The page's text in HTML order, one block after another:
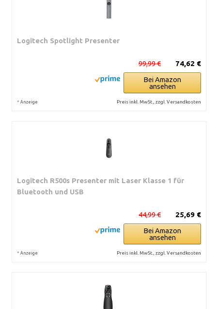
Logitech Spotlight Presenter
74,62 €
99,99 €
Bei Amazon
ansehen
* Anzeige Preis inkl. MwSt., zzgl. Versandkosten
Logitech R500s Presenter mit Laser Klasse 1 für
Bluetooth und USB
25,69 €
44,99 €
Bei Amazon
ansehen
* Anzeige Preis inkl. MwSt., zzgl. Versandkosten